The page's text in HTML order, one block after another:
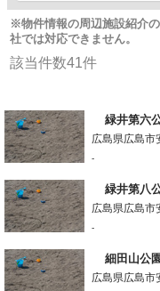
※物件情報の周辺施設紹介
社では対応できません。
該当件数41件
緑井第六
広島県広島市
-
緑井第八
広島県広島市
-
細田山公園
広島県広島市